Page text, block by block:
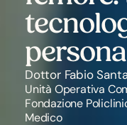
Dottor Fabio
Unità Operativa
Fondazione
Medico